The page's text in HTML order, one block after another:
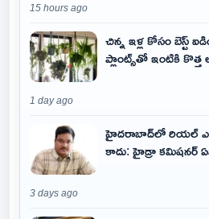
15 hours ago
చిన్న ఇళ్ల కోసం బెస్ట్
ప్లాంట్స్‌తో ఇంటికి కొత్త
1 day ago
హైదరాబాద్‌లో రియల్
కాదు: హైడ్రా కమిషనర్
3 days ago